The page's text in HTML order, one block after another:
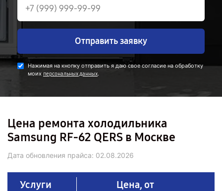
Отправить заявку
Нажимая на кнопку отправить я даю свое согласие на обработку
моих персональных данных.
Цена ремонта холодильника
Samsung RF-62 QERS в Москве
Дата обновления прайса: 02.08.2026
Услуги Цена, от